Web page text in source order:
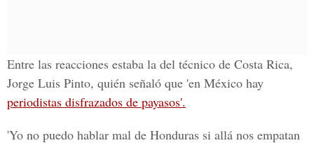
Entre las reacciones estaba la del técnico de Costa Rica,
Jorge Luis Pinto, quién señaló que 'en México hay
periodistas disfrazados de payasos'.
'Yo no puedo hablar mal de Honduras si allá nos empatan